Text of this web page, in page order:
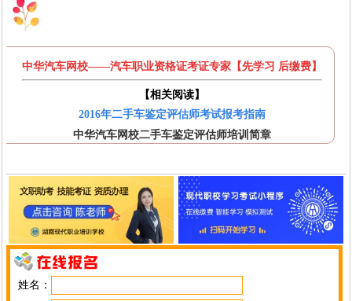
中华汽车网校——汽车职业资格证考证专家【先学习 后缴费】
【相关阅读】
2016年二手车鉴定评估师考试报考指南
中华汽车网校二手车鉴定评估师培训简章
姓名：